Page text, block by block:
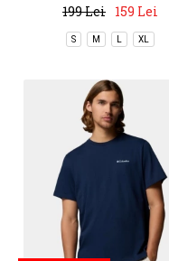
199 Lei 159 Lei
S M XL